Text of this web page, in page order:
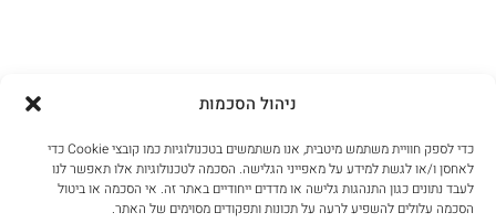
ניהול הסכמות
כדי לספק חוויית משתמש מיטבית, אנו משתמשים בטכנולוגיות כמו קובצי Cookie כדי
לאחסן ו/או לגשת למידע על מאפייני הגלישה. הסכמה לטכנולוגיות אלו תאפשר לנו
לעבד נתונים כגון התנהגות גלישה או מדדים ייחודיים באתר זה. אי הסכמה או ביטול
הסכמה עלולים להשפיע לרעה על תכונות ותפקודים מסוימים של האתר.